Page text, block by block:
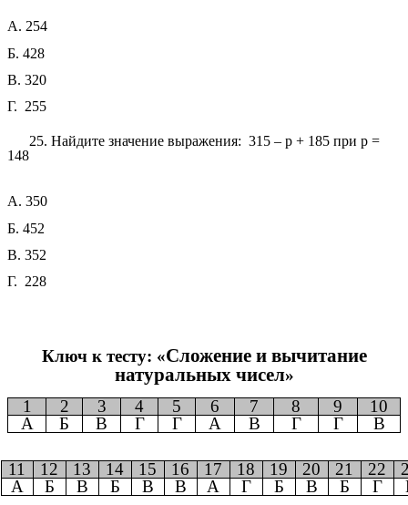
А. 254
Б. 428
В. 320
Г. 255
25. Найдите значение выражения: 315 – р + 185 при р =
148
А. 350
Б. 452
В. 352
Г. 228
Ключ к тесту: «Сложение и вычитание
натуральных чисел»
1
2 3 4 5 6 7 8 9
10
А
Б В Г Г А В Г Г В
11 12 13 14 15 16 17 18 19 20 21 22
А
Б В Б В В А Г Б В Б Г